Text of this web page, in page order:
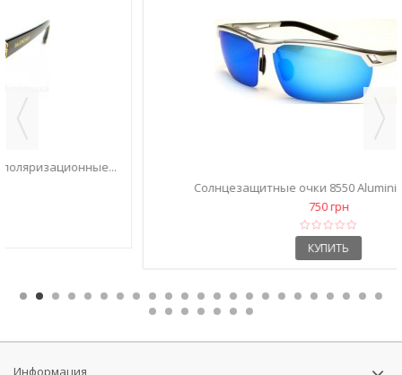
Солнцезащитные очки 8550 Aluminium голубые
Информация